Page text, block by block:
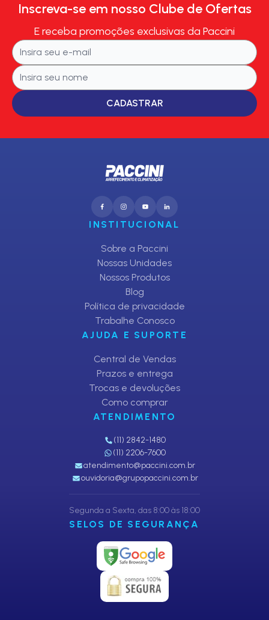
Inscreva-se em nosso Clube de Ofertas
E receba promoções exclusivas da Paccini
CADASTRAR
INSTITUCIONAL
Sobre a Paccini
Nossas Unidades
Nossos Produtos
Blog
Política de privacidade
Trabalhe Conosco
AJUDA E SUPORTE
Central de Vendas
Prazos e entrega
Trocas e devoluções
Como comprar
ATENDIMENTO
(11) 2842-1480
(11) 2206-7600
atendimento@paccini.com.br
ouvidoria@grupopaccini.com.br
Segunda a Sexta, das 8:00 às 18:00
SELOS DE SEGURANÇA